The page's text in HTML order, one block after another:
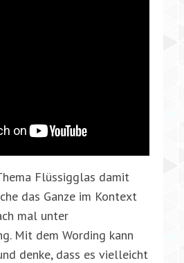
Flüssigglas damit
das Ganze im Kontext
mal unter
Mit dem Wording kann
denke, dass es vielleicht